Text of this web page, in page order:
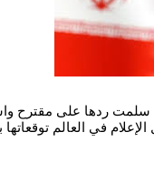
سلمت ردها على مقترح
في العالم